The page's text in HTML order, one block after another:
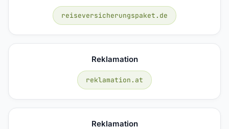
reiseversicherungspaket.de
Reklamation
reklamation.at
Reklamation